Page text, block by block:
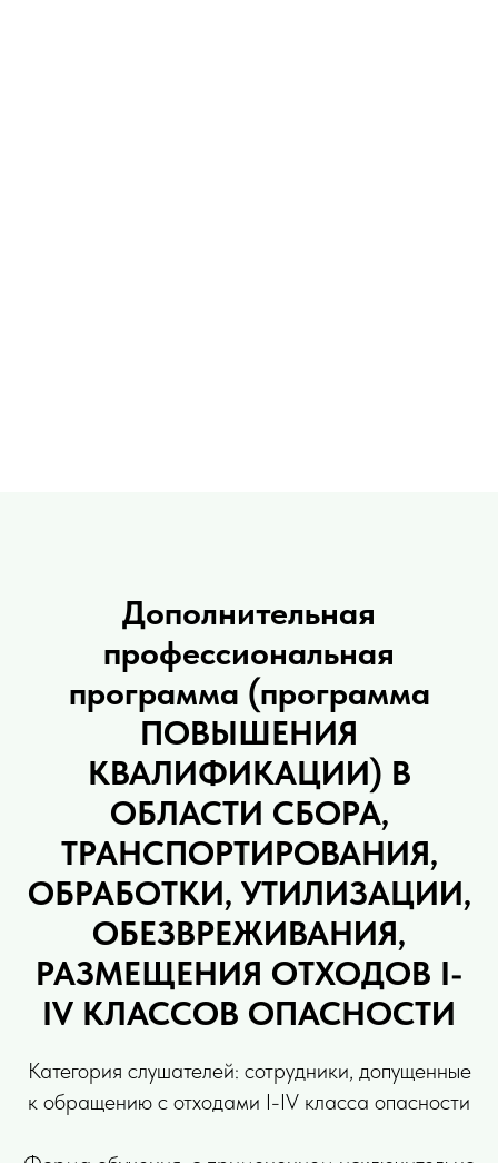
Дополнительная
профессиональная
программа (программа
ПОВЫШЕНИЯ
КВАЛИФИКАЦИИ) В
ОБЛАСТИ СБОРА,
ТРАНСПОРТИРОВАНИЯ,
ОБРАБОТКИ, УТИЛИЗАЦИИ,
ОБЕЗВРЕЖИВАНИЯ,
РАЗМЕЩЕНИЯ ОТХОДОВ I-
IV КЛАССОВ ОПАСНОСТИ
Категория слушателей: сотрудники, допущенные
к обращению с отходами I-IV класса опасности